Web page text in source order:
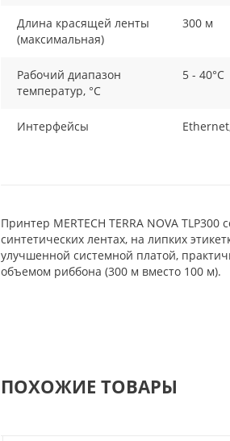
Длина красящей ленты
(максимальная)
300 м
Рабочий диапазон
температур, °C
5 - 40°C
Интерфейсы
Принтер MERTECH TERRA NOVA
синтетических лентах, на липких
улучшенной системной платой,
объемом риббона (300 м вместо 100 м).
ПОХОЖИЕ ТОВАРЫ